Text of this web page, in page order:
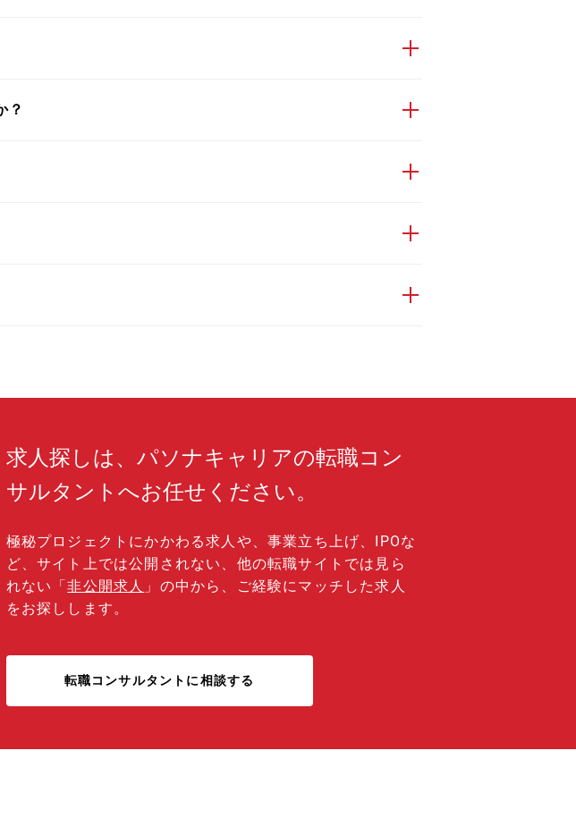
？
求人探しは、パソナキャリアの転職コン
サルタントへお任せください。
極秘プロジェクトにかかわる求人や、事業立ち上げ、IPOな
ど、サイト上では公開されない、他の転職サイトでは見ら
れない「非公開求人 」の中から、ご経験にマッチした求人
をお探しします。
転職コンサルタントに相談する